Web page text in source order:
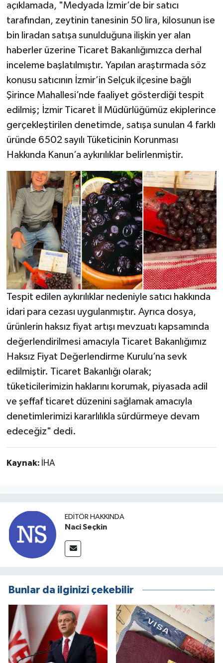
açıklamada, "Medyada İzmir’de bir satıcı
tarafından, zeytinin tanesinin 50 lira, kilosunun ise
bin liradan satışa sunulduğuna ilişkin yer alan
haberler üzerine Ticaret Bakanlığımızca derhal
inceleme başlatılmıştır. Yapılan araştırmada söz
konusu satıcının İzmir’in Selçuk ilçesine bağlı
Şirince Mahallesi’nde faaliyet gösterdiği tespit
edilmiş; İzmir Ticaret İl Müdürlüğümüz ekiplerince
gerçekleştirilen denetimde, satışa sunulan 4 farklı
üründe 6502 sayılı Tüketicinin Korunması
Hakkında Kanun’a aykırılıklar belirlenmiştir.
Tespit edilen aykırılıklar nedeniyle satıcı hakkında
idari para cezası uygulanmıştır. Ayrıca dosya,
ürünlerin haksız fiyat artışı mevzuatı kapsamında
değerlendirilmesi amacıyla Ticaret Bakanlığımız
Haksız Fiyat Değerlendirme Kurulu’na sevk
edilmiştir. Ticaret Bakanlığı olarak;
tüketicilerimizin haklarını korumak, piyasada adil
ve şeffaf ticaret düzenini sağlamak amacıyla
denetimlerimizi kararlılıkla sürdürmeye devam
edeceğiz" dedi.
Kaynak: İHA
EDITÖR HAKKINDA
Naci Seçkin
Bunlar da ilginizi çekebilir